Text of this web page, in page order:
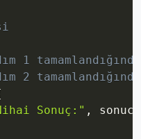
1
2
Sonuç:" , sonuc